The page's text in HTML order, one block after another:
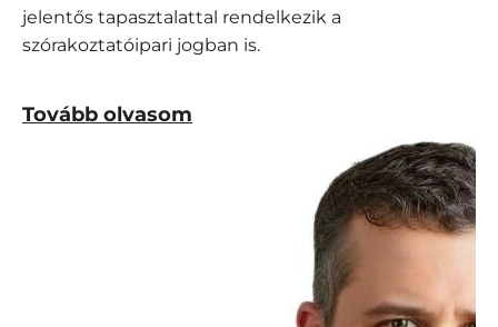
jelentős tapasztalattal rendelkezik a
szórakoztatóipari jogban is.
Tovább olvasom